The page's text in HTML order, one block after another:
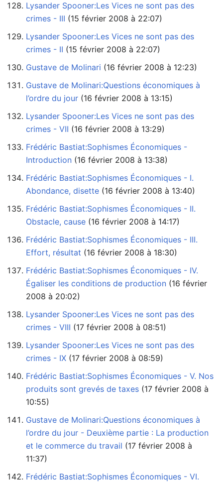
Lysander Spooner:Les Vices ne sont pas des
crimes - III ‏‎ (15 février 2008 à 22:07)
Lysander Spooner:Les Vices ne sont pas des
crimes - II ‏‎ (15 février 2008 à 22:07)
Gustave de Molinari ‏‎ (16 février 2008 à 12:23)
Gustave de Molinari:Questions économiques à
l’ordre du jour ‏‎ (16 février 2008 à 13:15)
Lysander Spooner:Les Vices ne sont pas des
crimes - VII ‏‎ (16 février 2008 à 13:29)
Frédéric Bastiat:Sophismes Économiques -
Introduction ‏‎ (16 février 2008 à 13:38)
Frédéric Bastiat:Sophismes Économiques - I.
Abondance, disette ‏‎ (16 février 2008 à 13:40)
Frédéric Bastiat:Sophismes Économiques - II.
Obstacle, cause ‏‎ (16 février 2008 à 14:17)
Frédéric Bastiat:Sophismes Économiques - III.
Effort, résultat ‏‎ (16 février 2008 à 18:30)
Frédéric Bastiat:Sophismes Économiques - IV.
Égaliser les conditions de production
2008 à 20:02)
Lysander Spooner:Les Vices ne sont pas des
crimes - VIII ‏‎ (17 février 2008 à 08:51)
Lysander Spooner:Les Vices ne sont pas des
crimes - IX ‏‎ (17 février 2008 à 08:59)
Frédéric Bastiat:Sophismes Économiques - V. Nos
produits sont grevés de taxes
10:55)
Gustave de Molinari:Questions économiques à
l’ordre du jour - Deuxième partie : La production
et le commerce du travail
11:37)
Frédéric Bastiat:Sophismes Économiques - VI.